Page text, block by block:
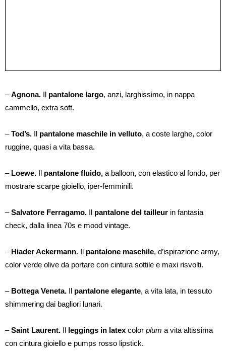
–Agnona. Il pantalone largo, anzi, larghissimo, in nappa
cammello, extra soft.
–Tod’s. Il pantalone maschile in velluto, a coste larghe, color
ruggine, quasi a vita bassa.
– Loewe. Il pantalone fluido, a balloon, con elastico al fondo, per
mostrare scarpe gioiello, iper-femminili.
–Salvatore Ferragamo. Il pantalone del tailleur in fantasia
check, dalla linea 70s e mood vintage.
– Hiader Ackermann. Il pantalone maschile, d’ispirazione army,
color verde olive da portare con cintura sottile e maxi risvolti.
– Bottega Veneta. Il pantalone elegante, a vita lata, in tessuto
shimmering dai bagliori lunari.
–Saint Laurent. Il leggings in latex color plum a vita altissima
con cintura gioiello e pumps rosso lipstick.